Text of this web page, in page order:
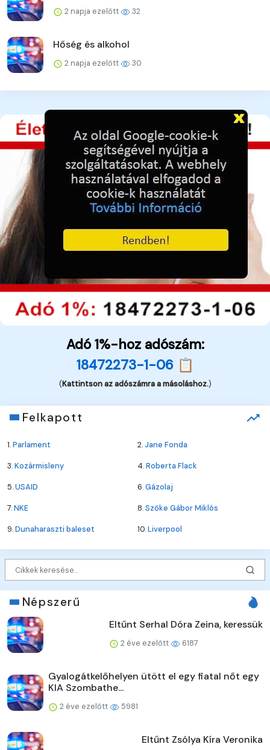
2 napja ezelőtt 32
Hőség és alkohol
2 napja ezelőtt 30
Adó 1%-hoz adószám:
18472273-1-06 📋
(Kattintson az adószámra a másoláshoz.)
Felkapott
1.Parlament 2.Jane Fonda
3.Kozármisleny 4.Roberta Flack
5.USAID 6.Gázolaj
7.NKE 8.Szőke Gábor Miklós
9.Dunaharaszti baleset 10.Liverpool
Népszerű
Eltűnt Serhal Dóra Zeina, keressük
2 éve ezelőtt 6187
Gyalogátkelőhelyen ütött el egy fiatal nőt egy
KIA Szombathe...
2 éve ezelőtt 5981
Eltűnt Zsólya Kíra Veronika